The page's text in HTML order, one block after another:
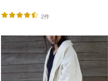
2件